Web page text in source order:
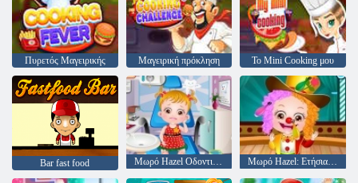
Πυρετός Μαγειρικής Μαγειρική πρόκληση Το Mini Cooking μου
Bar fast food Μωρό Hazel Οδοντιατρική περίθαλψη Μωρό Hazel: Ετήσια μέρα στο σχολείο